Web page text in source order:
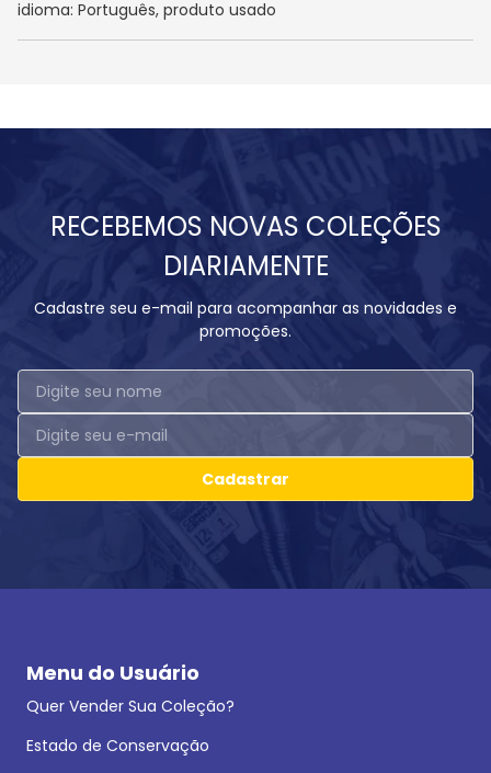
idioma: Português, produto usado
RECEBEMOS NOVAS COLEÇÕES
DIARIAMENTE
Cadastre seu e-mail para acompanhar as novidades e
promoções.
Cadastrar
Menu do Usuário
Quer Vender Sua Coleção?
Estado de Conservação